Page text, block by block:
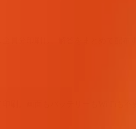
員分印刷し、解答をまとめて配布
刷。画面もバッテリーもWi-Fiも不